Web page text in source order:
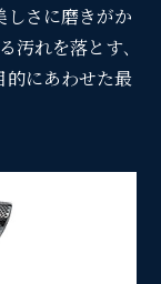
針
しさに磨きがか
汚れを落とす､
的にあわせた最